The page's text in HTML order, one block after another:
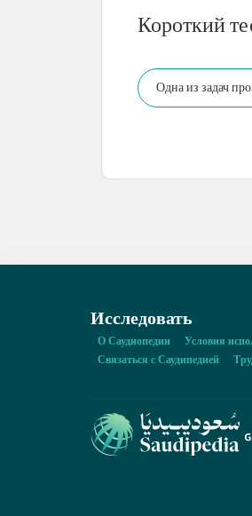
Короткий
Одна из задач
Исследовать
О Саудиопедии Условия
Связаться с Саудипедией